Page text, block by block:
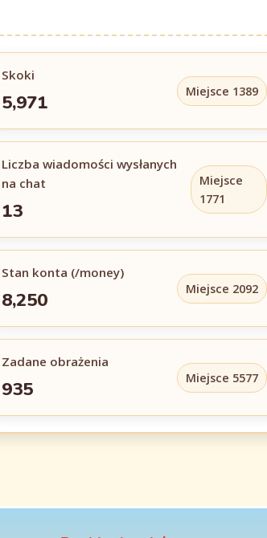
Skoki
5,971 Miejsce 1389
Liczba wiadomości wysłanych
na chat
13
Miejsce
1771
Stan konta (/money)
8,250 Miejsce 2092
Zadane obrażenia
935 Miejsce 5577